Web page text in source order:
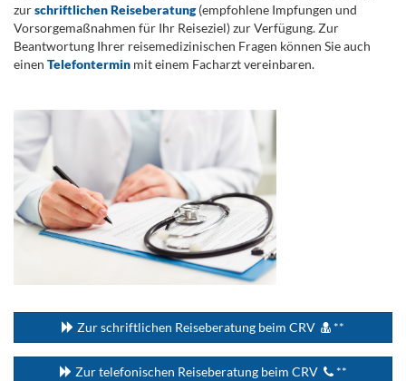
zurschriftlichen Reiseberatung(empfohlene Impfungen und
Vorsorgemaßnahmen für Ihr Reiseziel) zur Verfügung. Zur
Beantwortung Ihrer reisemedizinischen Fragen können Sie auch
einen Telefontermin mit einem Facharzt vereinbaren.
Zur schriftlichen Reiseberatung beim CRV **
Zur telefonischen Reiseberatung beim CRV **